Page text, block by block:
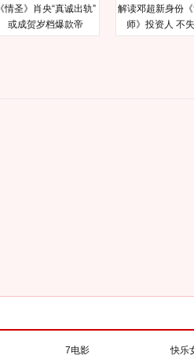
《情圣》肖央“真诚出轨”
或成贺岁档爆款帝
解读邓超新身份
师》投资人 不
7电影
快乐